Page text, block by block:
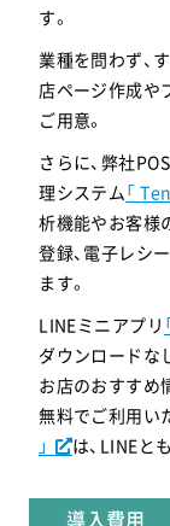
す。
業種を問わず、
店ページ作成や
ご用意。
さらに、弊社
理システム 「
析機能やお客様
登録、電子レシ
ます。
LINEミニアプリ
ダウンロードな
お店のおすすめ
無料でご利用い
」
は、LINEと
導入費用